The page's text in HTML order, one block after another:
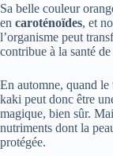
Sa belle couleur
en caroténoïdes, et
l’organisme peut
contribue à la santé
En automne, quand
kaki peut donc être
magique, bien sûr.
nutriments dont la
protégée.